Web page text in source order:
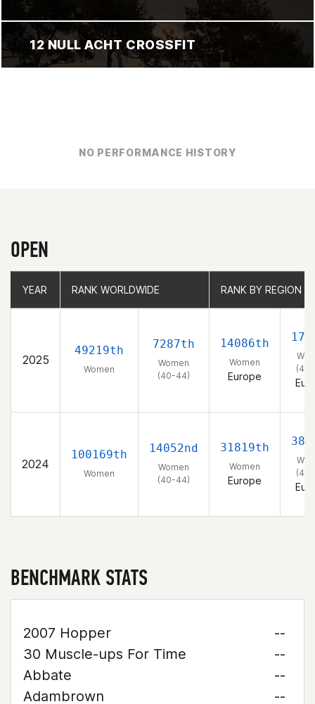
12 NULL ACHT CROSSFIT
NO PERFORMANCE HISTORY
OPEN
YEAR RANK WORLDWIDE RANK BY REGION
2025
49219th
Women
7287th
Women
(40-44)
14086th
Women
Europe
2024
100169th
Women
14052nd
Women
(40-44)
31819th
Women
Europe
YEAR RANK WORLDWIDE RANK BY REGION
BENCHMARK STATS
2007 Hopper
--
30 Muscle-ups For Time
--
Abbate
--
Adambrown
--